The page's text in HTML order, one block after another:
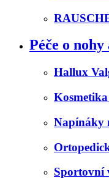
Péče o nohy
Hallux
Napínáky
Sportovní